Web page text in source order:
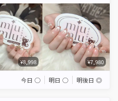
¥8,998 ¥7,980
今日 ◯ 明日 ◯ 明後日 ◎